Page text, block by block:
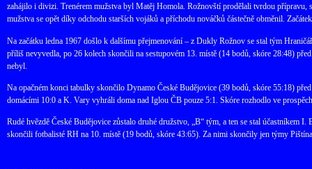
zahájilo i divizi. Trenérem mužstva byl Matěj Homola. Rožnovští prodělali tvrdou
mužstva se opět díky odchodu starších vojáků a příchodu nováčků částečně obměnil.
Na začátku ledna 1967 došlo k dalšímu přejmenování – z Dukly Rožnov se stal tým
příliš nevyvedla, po 26 kolech skončili na sestupovém 13. místě (14 bodů, skóre 28:48)
nebyl.
Na opačném konci tabulky skončilo Dynamo České Budějovice (39 bodů, skóre 55:18)
domácími 10:0 a K. Vary vyhráli doma nad Iglou ČB pouze 5:1. Skóre rozhodlo ve
Rudé hvězdě České Budějovice zůstalo druhé družstvo, „B“ tým, a ten se stal
skončili fotbalisté RH na 10. místě (19 bodů, skóre 43:65). Za nimi skončily jen týmy